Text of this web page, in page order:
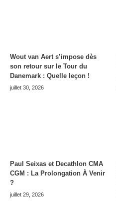
Wout van Aert s’impose dès
son retour sur le Tour du
Danemark : Quelle leçon !
juillet 30, 2026
Paul Seixas et Decathlon CMA
CGM : La Prolongation À Venir
?
juillet 29, 2026